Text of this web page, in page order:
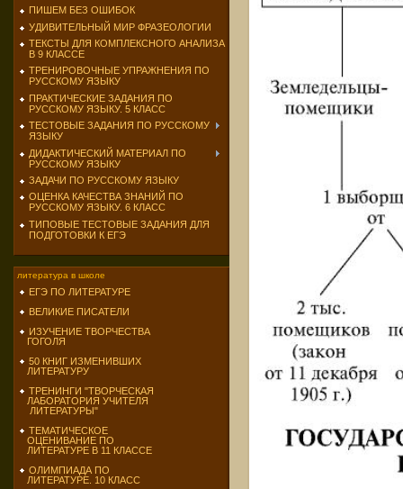
ПИШЕМ БЕЗ ОШИБОК
УДИВИТЕЛЬНЫЙ МИР ФРАЗЕОЛОГИИ
ТЕКСТЫ ДЛЯ КОМПЛЕКСНОГО АНАЛИЗА
В 9 КЛАССЕ
ТРЕНИРОВОЧНЫЕ УПРАЖНЕНИЯ ПО
РУССКОМУ ЯЗЫКУ
ПРАКТИЧЕСКИЕ ЗАДАНИЯ ПО
РУССКОМУ ЯЗЫКУ. 5 КЛАСС
ТЕСТОВЫЕ ЗАДАНИЯ ПО РУССКОМУ
ЯЗЫКУ
ДИДАКТИЧЕСКИЙ МАТЕРИАЛ ПО
РУССКОМУ ЯЗЫКУ
ЗАДАЧИ ПО РУССКОМУ ЯЗЫКУ
ОЦЕНКА КАЧЕСТВА ЗНАНИЙ ПО
РУССКОМУ ЯЗЫКУ. 6 КЛАСС
ТИПОВЫЕ ТЕСТОВЫЕ ЗАДАНИЯ ДЛЯ
ПОДГОТОВКИ К ЕГЭ
литература в школе
ЕГЭ ПО ЛИТЕРАТУРЕ
ВЕЛИКИЕ ПИСАТЕЛИ
ИЗУЧЕНИЕ ТВОРЧЕСТВА
ГОГОЛЯ
50 КНИГ ИЗМЕНИВШИХ
ЛИТЕРАТУРУ
ТРЕНИНГИ "ТВОРЧЕСКАЯ
ЛАБОРАТОРИЯ УЧИТЕЛЯ
ЛИТЕРАТУРЫ"
ТЕМАТИЧЕСКОЕ
ОЦЕНИВАНИЕ ПО
ЛИТЕРАТУРЕ В 11 КЛАССЕ
ОЛИМПИАДА ПО
ЛИТЕРАТУРЕ. 10 КЛАСС